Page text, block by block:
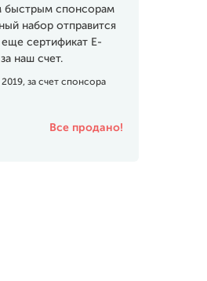
быстрым спонсорам
набор отправится
сертификат E-
наш счет.
за счет спонсора
Все продано!